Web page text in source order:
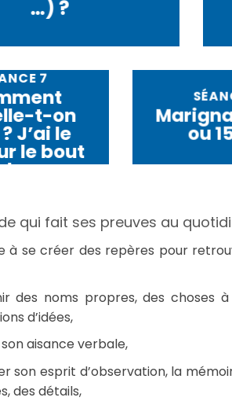
…) ?
7
t-on
J’ai le
le bout
langue
ou
qui fait ses preuves au
à se créer des repères pour
des noms propres, des choses
d’idées,
aisance verbale,
son esprit d’observation, la
des détails,